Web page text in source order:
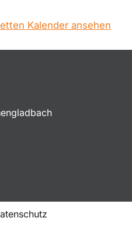
Kalender ansehen